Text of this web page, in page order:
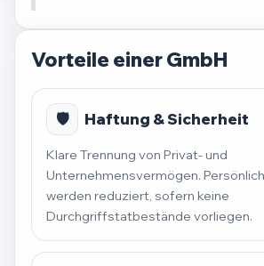
Vorteile einer GmbH
🛡️ Haftung & Sicherheit
Klare Trennung von Privat- und
Unternehmensvermögen.
werden reduziert, sofern keine
Durchgriffstatbestände vorliegen.